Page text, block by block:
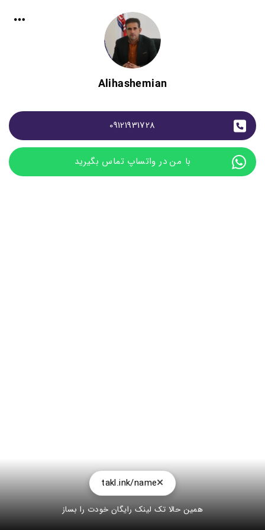
Alihashemian
09121931728
با من در واتساپ تماس بگیرید
takl.ink/name
همین حالا تک لینک رایگان خودت را بساز